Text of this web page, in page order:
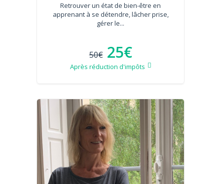
Retrouver un état de bien-être en
apprenant à se détendre, lâcher prise,
gérer le...
50€ 25€
Après réduction d'impôts